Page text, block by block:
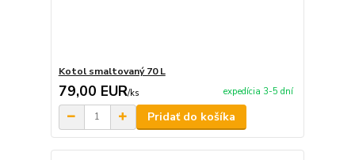
Kotol smaltovaný 70 L
79,00 EUR/ks expedícia 3-5 dní
Pridať do košíka